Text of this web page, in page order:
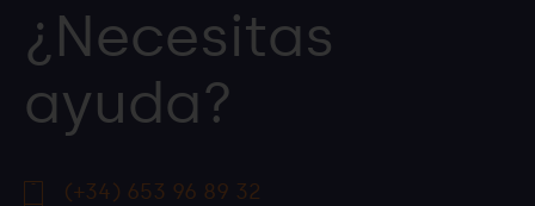
¿Necesitas
ayuda?
(+34) 653 96 89 32